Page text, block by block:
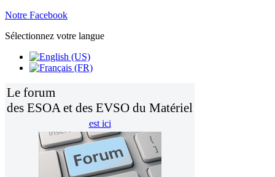
Notre Facebook
Sélectionnez votre langue
Le forum
des ESOA et des EVSO du Matériel
est ici